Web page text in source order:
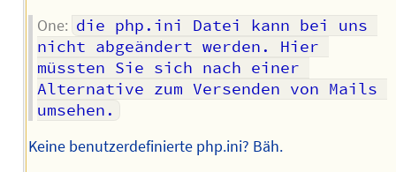
One: die php.ini Datei kann bei uns
nicht abgeändert werden. Hier
müssten Sie sich nach einer
Alternative zum Versenden von Mails
umsehen.
Keine benutzerdefinierte php.ini? Bäh.